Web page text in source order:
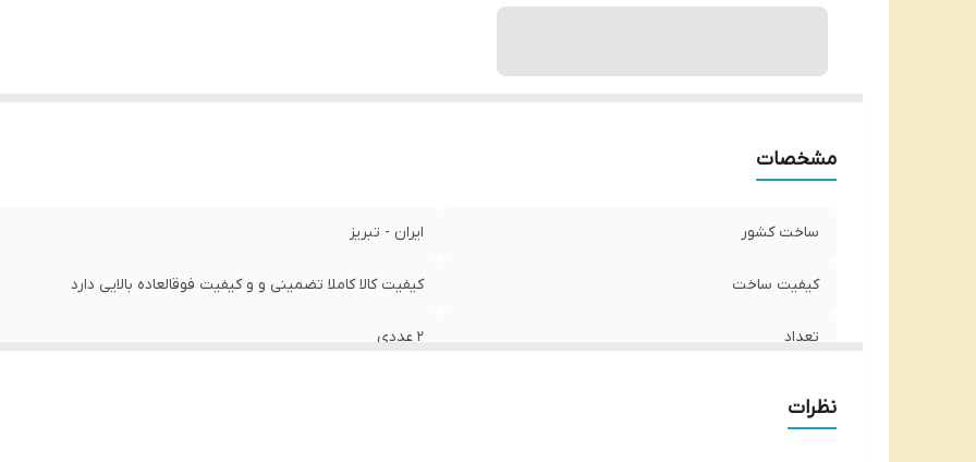
مشخصات
ساخت کشور ایران - تبریز
کیفیت ساخت کیفیت کالا کاملا تضمینی و و کیفیت فوقالعاده بالایی دارد
تعداد 2 عددی
نظرات